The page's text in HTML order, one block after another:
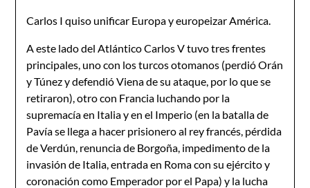
Carlos I quiso unificar Europa y europeizar América.
A este lado del Atlántico Carlos V tuvo tres frentes
principales, uno con los turcos otomanos (perdió Orán
y Túnez y defendió Viena de su ataque, por lo que se
retiraron), otro con Francia luchando por la
supremacía en Italia y en el Imperio (en la batalla de
Pavía se llega a hacer prisionero al rey francés, pérdida
de Verdún, renuncia de Borgoña, impedimento de la
invasión de Italia, entrada en Roma con su ejército y
coronación como Emperador por el Papa) y la lucha